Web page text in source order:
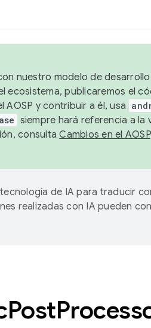
nuestro modelo de
ecosistema, publicaremos el
y contribuir a él, usa
siempre hará referencia a la
consultaCambios en el AOSP
de IA para traducir
realizadas con IA pueden
Post